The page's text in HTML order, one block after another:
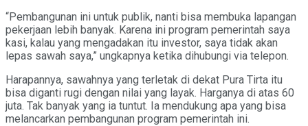
“Pembangunan ini untuk publik, nanti bisa membuka lapangan
pekerjaan lebih banyak. Karena ini program pemerintah saya
kasi, kalau yang mengadakan itu investor, saya tidak akan
lepas sawah saya,” ungkapnya ketika dihubungi via telepon.
Harapannya, sawahnya yang terletak di dekat Pura Tirta itu
bisa diganti rugi dengan nilai yang layak. Harganya di atas 60
juta. Tak banyak yang ia tuntut. Ia mendukung apa yang bisa
melancarkan pembangunan program pemerintah ini.